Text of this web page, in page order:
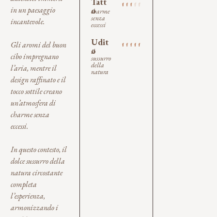
in un paesaggio
incantevole.
Gli aromi del buon
cibo impregnano
l’aria, mentre il
design raffinato e il
tocco sottile creano
un’atmosfera di
charme senza
eccessi.
In questo contesto, il
dolce sussurro della
natura circostante
completa
l’esperienza,
armonizzando i
o
charme
senza
eccessi
Udit
o
il
sussurro
della
natura